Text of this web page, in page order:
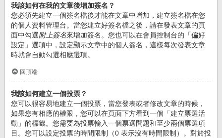
我該如何在我的文章後增加簽名？
您必須先建立一個簽名檔後才能在文章中增加，建立簽名檔在您
的個人資料管理台。當您建立好簽名檔之後，請在發表文章的頁
面中勾選附上簽名來增加簽名。您也可以在會員控制台的「偏好
設定」選項中，設定顯示文章中的個人簽名，這樣每次發表文章
時就會自動勾選相應選項。
回頂端
我該如何建立一個投票？
您可以很容易地建立一個投票，當您發表或者修改文章的時候，
如果您有相應的權限，您可以在頁面下方看到一個「建立票選活
動」的標籤。您需要為投票輸入一個票選問題和至少兩個票選項
目。您可以設定投票的時間限制（0 表示沒有時間限制）。對於投